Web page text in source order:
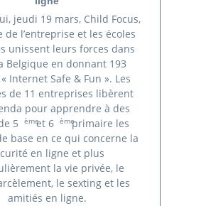
jeudi 19 mars, Child Focus,
de l’entreprise et les écoles
unissent leurs forces dans
Belgique en donnant 193
Internet Safe & Fun ». Les
de 11 entreprises libèrent
pour apprendre à des
5
èmeet 6 èmeprimaire les
base en ce qui concerne la
en ligne et plus
la vie privée, le
le sexting et les
amitiés en ligne.